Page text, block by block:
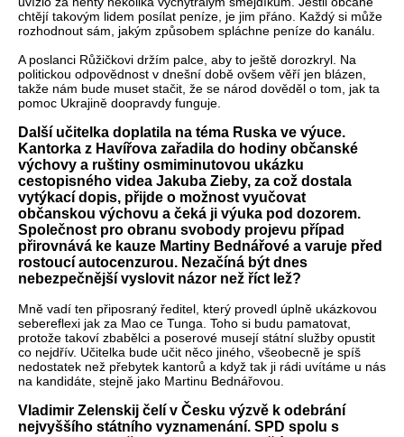
chtějí takovým lidem posílat peníze, je jim přáno. Každý si může
rozhodnout sám, jakým způsobem spláchne peníze do kanálu.
A poslanci Růžičkovi držím palce, aby to ještě dorozkryl. Na
politickou odpovědnost v dnešní době ovšem věří jen blázen,
takže nám bude muset stačit, že se národ dověděl o tom, jak ta
pomoc Ukrajině doopravdy funguje.
Další učitelka doplatila na téma Ruska ve výuce.
Kantorka z Havířova zařadila do hodiny občanské
výchovy a ruštiny osmiminutovou ukázku
cestopisného videa Jakuba Zieby, za což dostala
vytýkací dopis, přijde o možnost vyučovat
občanskou výchovu a čeká ji výuka pod dozorem.
Společnost pro obranu svobody projevu případ
přirovnává ke kauze Martiny Bednářové a varuje před
rostoucí autocenzurou. Nezačíná být dnes
nebezpečnější vyslovit názor než říct lež?
Mně vadí ten připosraný ředitel, který provedl úplně ukázkovou
sebereflexi jak za Mao ce Tunga. Toho si budu pamatovat,
protože takoví zbabělci a poserové musejí státní služby opustit
co nejdřív. Učitelka bude učit něco jiného, všeobecně je spíš
nedostatek než přebytek kantorů a když tak ji rádi uvítáme u nás
na kandidáte, stejně jako Martinu Bednářovou.
Vladimir Zelenskij čelí v Česku výzvě k odebrání
nejvyššího státního vyznamenání. SPD spolu s